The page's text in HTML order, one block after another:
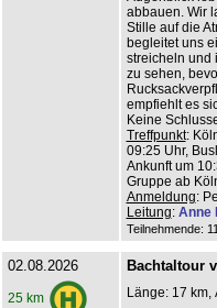
abbauen. Wir
Stille auf die
begleitet uns
streicheln und
zu sehen,
empfiehlt es
Keine
Treffpunkt:
09:25 Uhr,
Ankunft um
Gruppe ab
Anmeldung:
Leitung: Anne
Teilnehmende:
02.08.2026
25 km
Bachtaltour
Länge: 17 km,